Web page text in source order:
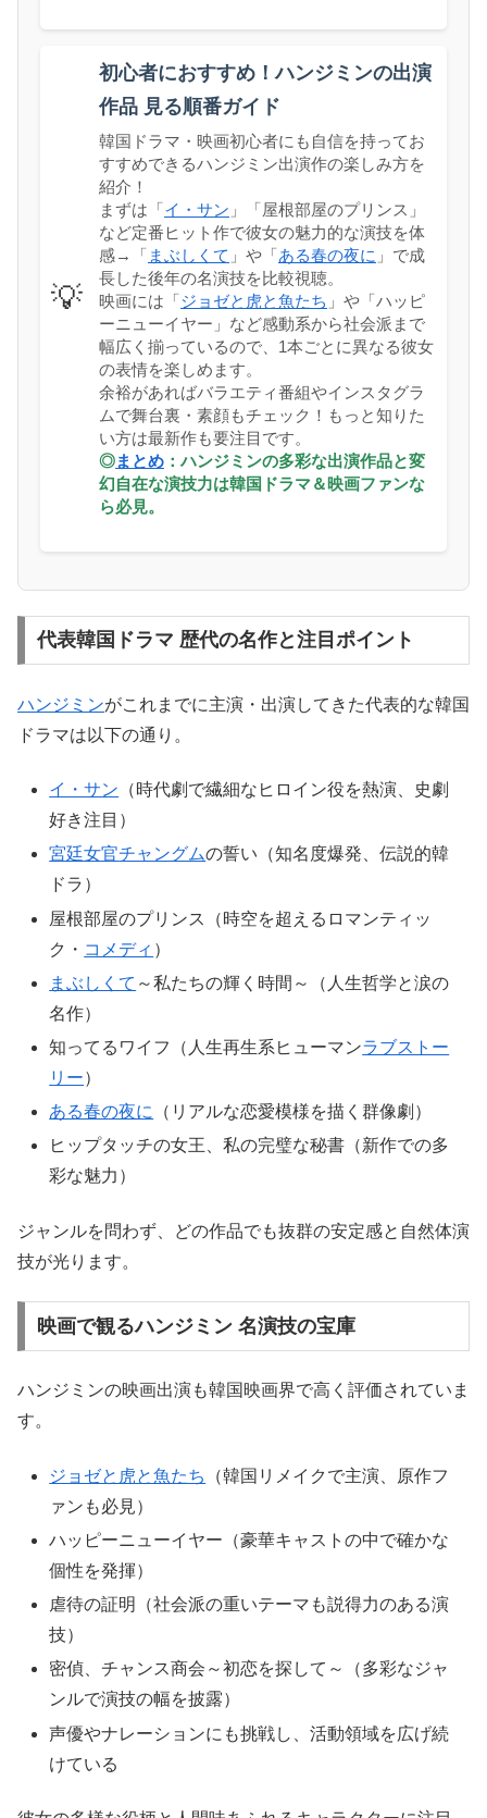
💡
初心者におすすめ！ハンジミンの出演
作品 見る順番ガイド
韓国ドラマ・映画初心者にも自信を持ってお
すすめできるハンジミン出演作の楽しみ方を
紹介！
まずは「イ・サン 」「屋根部屋のプリンス」
など定番ヒット作で彼女の魅力的な演技を体
感→「 まぶしくて 」や「ある春の夜に 」で成
長した後年の名演技を比較視聴。
映画には「ジョゼと虎と魚たち 」や「ハッピ
ーニューイヤー」など感動系から社会派まで
幅広く揃っているので、1本ごとに異なる彼女
の表情を楽しめます。
余裕があればバラエティ番組やインスタグラ
ムで舞台裏・素顔もチェック！もっと知りた
い方は最新作も要注目です。
◎まとめ ：ハンジミンの多彩な出演作品と変
幻自在な演技力は韓国ドラマ＆映画ファンな
ら必見。
代表韓国ドラマ 歴代の名作と注目ポイント
ハンジミンがこれまでに主演・出演してきた代表的な韓国
ドラマは以下の通り。
イ・サン （時代劇で繊細なヒロイン役を熱演、史劇
好き注目）
宮廷女官チャングムの誓い（知名度爆発、伝説的韓
ドラ）
屋根部屋のプリンス（時空を超えるロマンティッ
ク・ コメディ ）
まぶしくて ～私たちの輝く時間～（人生哲学と涙の
名作）
知ってるワイフ（人生再生系ヒューマンラブストー
リー）
ある春の夜に
（リアルな恋愛模様を描く群像劇）
ヒップタッチの女王、私の完璧な秘書（新作での多
彩な魅力）
ジャンルを問わず、どの作品でも抜群の安定感と自然体演
技が光ります。
映画で観るハンジミン 名演技の宝庫
ハンジミンの映画出演も韓国映画界で高く評価されていま
す。
ジョゼと虎と魚たち
（韓国リメイクで主演、原作フ
ァンも必見）
ハッピーニューイヤー（豪華キャストの中で確かな
個性を発揮）
虐待の証明（社会派の重いテーマも説得力のある演
技）
密偵、チャンス商会～初恋を探して～（多彩なジャ
ンルで演技の幅を披露）
声優やナレーションにも挑戦し、活動領域を広げ続
けている